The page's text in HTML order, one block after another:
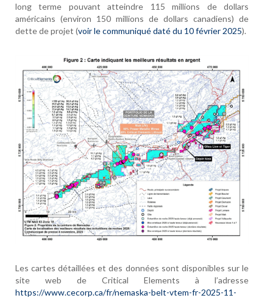
long terme pouvant atteindre 115 millions de dollars
américains (environ 150 millions de dollars canadiens) de
dette de projet (voir le communiqué daté du 10 février 2025).
Les cartes détaillées et des données sont disponibles sur le
site web de Critical Elements à l’adresse
https://www.cecorp.ca/fr/nemaska-belt-vtem-fr-2025-11-